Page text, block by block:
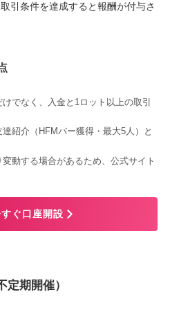
引条件を達成すると報酬が付与さ
でなく、入金と1ロット以上の取引
紹介（HFMバー獲得・最大5人）と
動する場合があるため、公式サイト
ぐ口座開設
期開催）